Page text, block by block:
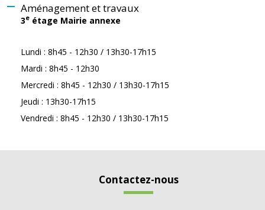
Aménagement et travaux
3e étage Mairie annexe
Lundi : 8h45 - 12h30 / 13h30-17h15
Mardi : 8h45 - 12h30
Mercredi : 8h45 - 12h30 / 13h30-17h15
Jeudi : 13h30-17h15
Vendredi : 8h45 - 12h30 / 13h30-17h15
Contactez-nous